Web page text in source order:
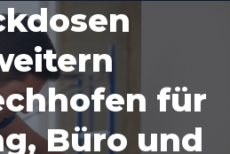
für
Büro und